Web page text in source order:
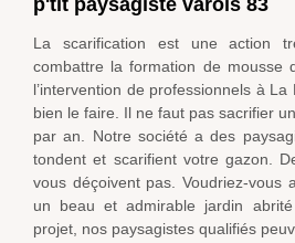
p'tit paysagiste varois 83
La scarification est une action
combattre la formation de mousse
l’intervention de professionnels à
bien le faire. Il ne faut pas sacrifier
par an. Notre société a des
tondent et scarifient votre gazon.
vous déçoivent pas. Voudriez-vous
un beau et admirable jardin
projet, nos paysagistes qualifiés